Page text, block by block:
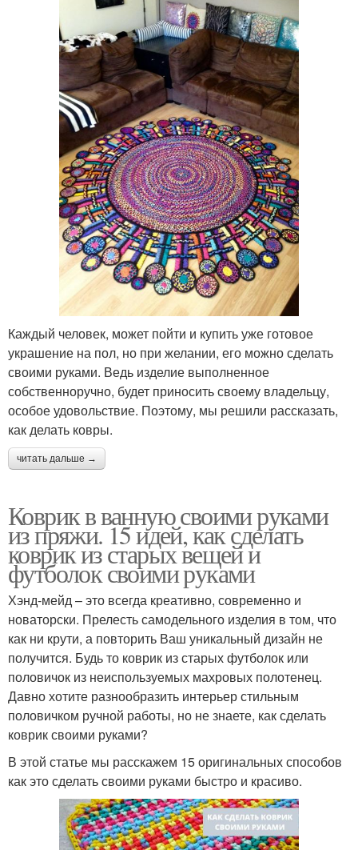
Каждый человек, может пойти и купить уже готовое
украшение на пол, но при желании, его можно сделать
своими руками. Ведь изделие выполненное
собственноручно, будет приносить своему владельцу,
особое удовольствие. Поэтому, мы решили рассказать,
как делать ковры.
читать дальше →
Коврик в ванную своими руками
из пряжи. 15 идей, как сделать
коврик из старых вещей и
футболок своими руками
Хэнд-мейд – это всегда креативно, современно и
новаторски. Прелесть самодельного изделия в том, что
как ни крути, а повторить Ваш уникальный дизайн не
получится. Будь то коврик из старых футболок или
половичок из неиспользуемых махровых полотенец.
Давно хотите разнообразить интерьер стильным
половичком ручной работы, но не знаете, как сделать
коврик своими руками?
В этой статье мы расскажем 15 оригинальных способов
как это сделать своими руками быстро и красиво.